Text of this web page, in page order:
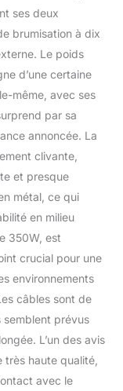
au-dessus
ne permet
les
travail à long
des
Sans avoir
potentiel
utilisation
sécurité
: Le
à
de cuivre
est fabriqué
inoxydable
qui a un
effet de
de la
ses deux
brumisation à dix
Le poids
d’une certaine
même, avec ses
par sa
annoncée. La
clivante,
et presque
métal, ce qui
en milieu
350W, est
crucial pour une
environnements
câbles sont de
semblent prévus
L’un des avis
haute qualité,
avec le